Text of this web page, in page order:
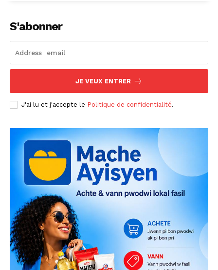
S'abonner
JE VEUX ENTRER
J'ai lu et j'accepte le Politique de confidentialité.